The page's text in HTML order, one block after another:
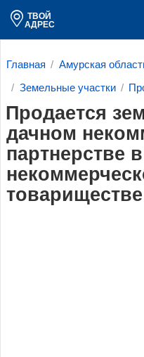
ТВОЙ
АДРЕС
Главная Амурская
Земельные участки
Продается
дачном
партнерстве
товариществе